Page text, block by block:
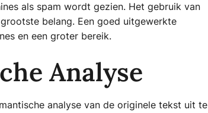
als spam wordt gezien. Het gebruik van
belang. Een goed uitgewerkte
en een groter bereik.
Analyse
analyse van de originele tekst uit te